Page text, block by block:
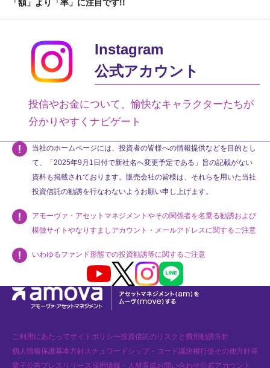
「額」より「率」に注目です!!
Instagram
公式アカウント
投信やお金について、愉快なキャラクターたちが
分かりやすくナビゲート
当社のホームページには、投資者の皆様への情報提供などを目的とし
て、「2025年9月1日付で新社名へ変更予定である」旨の記載がない
資料も掲載されております。販売会社の皆様は、それらを用いた当社
投資信託の勧誘を行なわないようお願い申し上げます。
アモーヴァ・アセットマネジメントやその関係者を名乗る勧誘および
模倣サイトやなりすましアカウント・メールアドレスに関するご注意
いわゆるファンド形態での投資勧誘等に関するご注意
Youtube X InstagramLINE
ご利用にあたってサイトポリシー投資信託のリスクと費用勧誘方針
個人情報保護基本方針スチュワードシップ・コード議決権行使その他方針等
電子公告プレスリリース採用情報・人材育成お問い合わせ公式アカウント